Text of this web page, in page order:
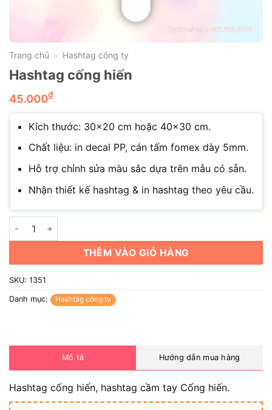
Trang chủ » Hashtag công ty
Hashtag cống hiến
45.000₫
Kích thước: 30×20 cm hoặc 40×30 cm.
Chất liệu: in decal PP, cán tấm fomex dày 5mm.
Hỗ trợ chỉnh sửa màu sắc dựa trên mẫu có sẵn.
Nhận thiết kế hashtag & in hashtag theo yêu cầu.
Hashtag cống hiến số lượng
THÊM VÀO GIỎ HÀNG
SKU: 1351
Danh mục: Hashtag công ty
Mô tả Hướng dẫn mua hàng
Hashtag cống hiến, hashtag cầm tay Cống hiến.